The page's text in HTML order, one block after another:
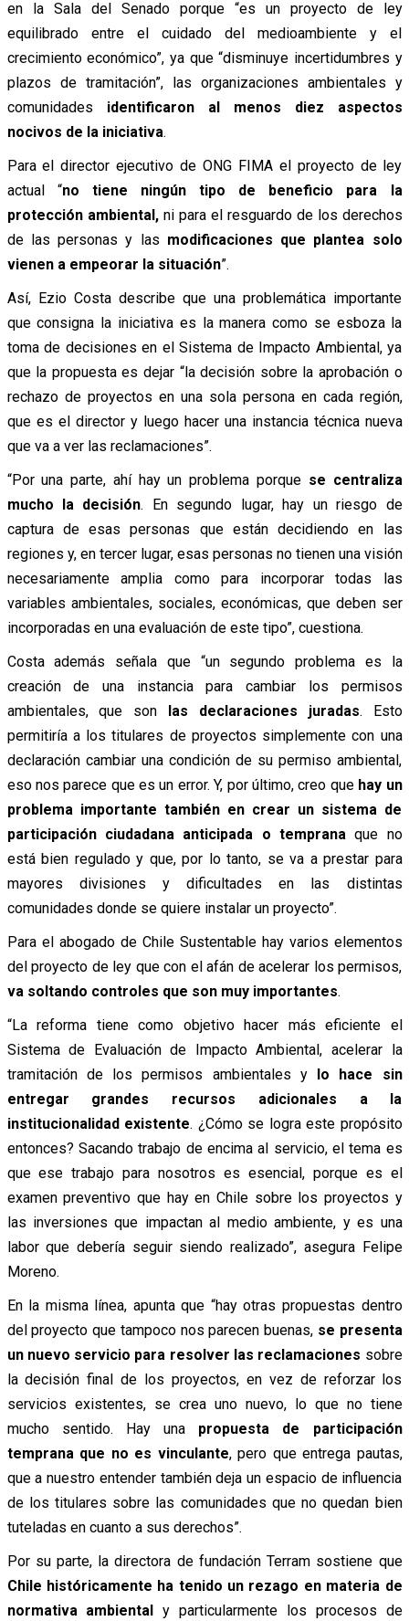
en la Sala del Senado porque “es un proyecto de ley
equilibrado entre el cuidado del medioambiente y el
crecimiento económico”, ya que “disminuye incertidumbres y
plazos de tramitación”, las organizaciones ambientales y
comunidades identificaron al menos diez aspectos
nocivos de la iniciativa.
Para el director ejecutivo de ONG FIMA el proyecto de ley
actual “no tiene ningún tipo de beneficio para la
protección ambiental, ni para el resguardo de los derechos
de las personas y las modificaciones que plantea solo
vienen a empeorar la situación”.
Así, Ezio Costa describe que una problemática importante
que consigna la iniciativa es la manera como se esboza la
toma de decisiones en el Sistema de Impacto Ambiental, ya
que la propuesta es dejar “la decisión sobre la aprobación o
rechazo de proyectos en una sola persona en cada región,
que es el director y luego hacer una instancia técnica nueva
que va a ver las reclamaciones”.
“Por una parte, ahí hay un problema porque se centraliza
mucho la decisión. En segundo lugar, hay un riesgo de
captura de esas personas que están decidiendo en las
regiones y, en tercer lugar, esas personas no tienen una visión
necesariamente amplia como para incorporar todas las
variables ambientales, sociales, económicas, que deben ser
incorporadas en una evaluación de este tipo”, cuestiona.
Costa además señala que “un segundo problema es la
creación de una instancia para cambiar los permisos
ambientales, que son las declaraciones juradas. Esto
permitiría a los titulares de proyectos simplemente con una
declaración cambiar una condición de su permiso ambiental,
eso nos parece que es un error. Y, por último, creo que hay un
problema importante también en crear un sistema de
participación ciudadana anticipada o temprana que no
está bien regulado y que, por lo tanto, se va a prestar para
mayores divisiones y dificultades en las distintas
comunidades donde se quiere instalar un proyecto”.
Para el abogado de Chile Sustentable hay varios elementos
del proyecto de ley que con el afán de acelerar los permisos,
va soltando controles que son muy importantes.
“La reforma tiene como objetivo hacer más eficiente el
Sistema de Evaluación de Impacto Ambiental, acelerar la
tramitación de los permisos ambientales ylo hace sin
entregar grandes recursos adicionales a la
institucionalidad existente. ¿Cómo se logra este propósito
entonces? Sacando trabajo de encima al servicio, el tema es
que ese trabajo para nosotros es esencial, porque es el
examen preventivo que hay en Chile sobre los proyectos y
las inversiones que impactan al medio ambiente, y es una
labor que debería seguir siendo realizado”, asegura Felipe
Moreno.
En la misma línea, apunta que “hay otras propuestas dentro
del proyecto que tampoco nos parecen buenas, se presenta
un nuevo servicio para resolver las reclamaciones sobre
la decisión final de los proyectos, en vez de reforzar los
servicios existentes, se crea uno nuevo, lo que no tiene
mucho sentido. Hay una propuesta de participación
temprana que no es vinculante, pero que entrega pautas,
que a nuestro entender también deja un espacio de influencia
de los titulares sobre las comunidades que no quedan bien
tuteladas en cuanto a sus derechos”.
Por su parte, la directora de fundación Terram sostiene que
Chile históricamente ha tenido un rezago en materia de
normativa ambiental y particularmente los procesos de